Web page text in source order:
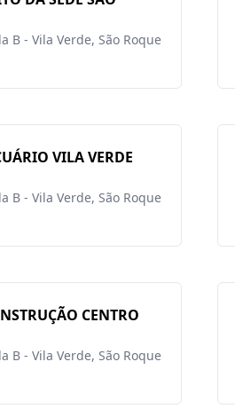
B - Vila Verde, São Roque
VILA VERDE
B - Vila Verde, São Roque
CENTRO
B - Vila Verde, São Roque